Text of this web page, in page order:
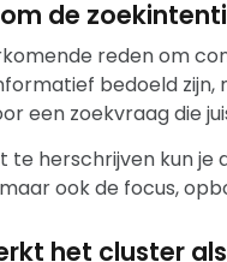
de
reden om
bedoeld
een zoekvraag die
te herschrijven kun je
ook de focus,
het cluster